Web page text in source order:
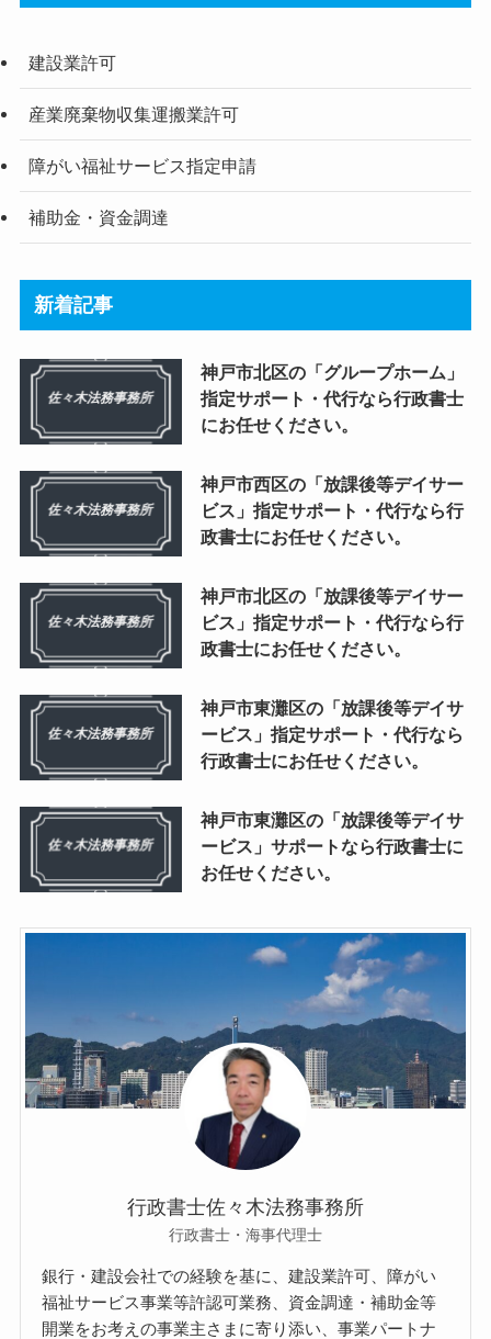
建設業許可
産業廃棄物収集運搬業許可
障がい福祉サービス指定申請
補助金・資金調達
新着記事
神戸市北区の「グループホーム」
指定サポート・代行なら行政書士
にお任せください。
神戸市西区の「放課後等デイサー
ビス」指定サポート・代行なら行
政書士にお任せください。
神戸市北区の「放課後等デイサー
ビス」指定サポート・代行なら行
政書士にお任せください。
神戸市東灘区の「放課後等デイサ
ービス」指定サポート・代行なら
行政書士にお任せください。
神戸市東灘区の「放課後等デイサ
ービス」サポートなら行政書士に
お任せください。
行政書士佐々木法務事務所
行政書士・海事代理士
銀行・建設会社での経験を基に、建設業許可、障がい
福祉サービス事業等許認可業務、資金調達・補助金等
開業をお考えの事業主さまに寄り添い、事業パートナ